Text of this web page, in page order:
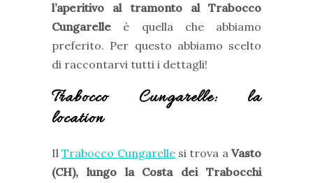
l’aperitivo al tramonto al Trabocco
Cungarelle è quella che abbiamo
preferito. Per questo abbiamo scelto
di raccontarvi tutti i dettagli!
Trabocco Cungarelle: la
location
IlTrabocco Cungarellesi trova aVasto
(CH), lungo la Costa dei Trabocchi